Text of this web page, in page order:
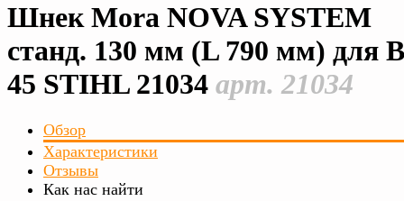
Шнек Mora NOVA SYSTEM
станд. 130 мм (L 790 мм) для
45 STIHL 21034 арт. 21034
Обзор
Характеристики
Отзывы
Как нас найти